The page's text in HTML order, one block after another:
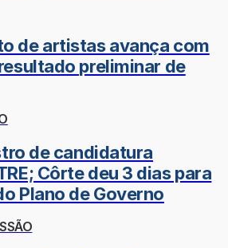
de artistas avança com
preliminar de
de candidatura
Côrte deu 3 dias para
Plano de Governo